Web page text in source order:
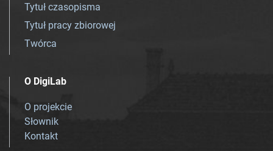
Tytuł czasopisma
Tytuł pracy zbiorowej
Twórca
O DigiLab
O projekcie
Słownik
Kontakt